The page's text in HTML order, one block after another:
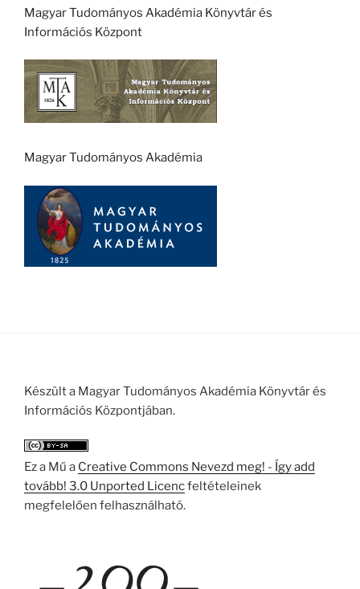
Magyar Tudományos Akadémia Könyvtár és
Információs Központ
Magyar Tudományos Akadémia
Készült a Magyar Tudományos Akadémia Könyvtár és
Információs Központjában.
Ez a Mű a Creative Commons Nevezd meg! - Így add
tovább! 3.0 Unported Licencfeltételeinek
megfelelően felhasználható.